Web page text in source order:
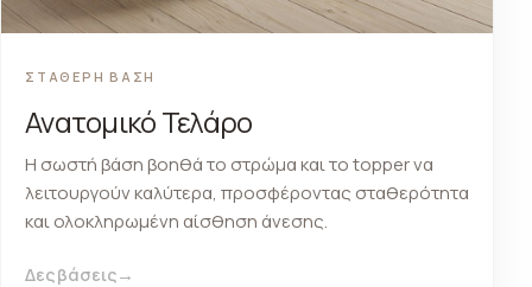
ΣΤΑΘΕΡΗ ΒΑΣΗ
Ανατομικό Τελάρο
Η σωστή βάση βοηθά το στρώμα και το topper να
λειτουργούν καλύτερα, προσφέροντας σταθερότητα
και ολοκληρωμένη αίσθηση άνεσης.
Δες βάσεις